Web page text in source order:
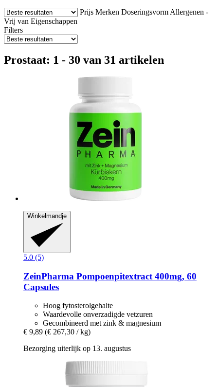
Prijs Merken Doseringsvorm Allergenen -
Vrij van Eigenschappen
Filters
Prostaat: 1 - 30 van 31 artikelen
Winkelmandje
5.0 (5)
ZeinPharma Pompoenpitextract 400mg, 60
Capsules
Hoog fytosterolgehalte
Waardevolle onverzadigde vetzuren
Gecombineerd met zink & magnesium
€ 9,89 (€ 267,30 / kg)
Bezorging uiterlijk op 13. augustus